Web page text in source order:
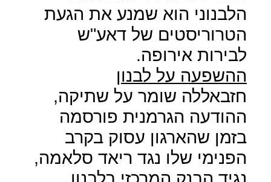
הלבנוני הוא שמנע את הגעת
הטרוריסטים של דאע"ש
לבירות אירופה.
ההשפעה על לבנון
חזבאללה שומר על שתיקה,
ההודעה הגרמנית פורסמה
בזמן שהארגון עסוק בקרב
הפנימי שלו נגד ריאד סלאמה,
נגיד הבנק המרכזי בלבנון,